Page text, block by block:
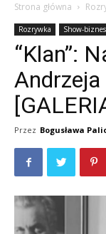
Strona główna
Rozrywka Show-
“Klan”:
Przez Bogusława